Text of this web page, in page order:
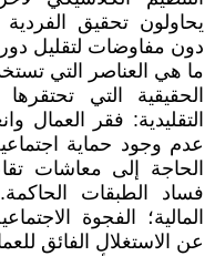
يحاولون تحقيق الفردية
دون مفاوضات لتقليل دور
ما هي العناصر التي
الحقيقية التي تحتقرها
التقليدية: فقر العمال
عدم وجود حماية
الحاجة إلى معاشات
فساد الطبقات
المالية؛ الفجوة
عن الاستغلال الفائق